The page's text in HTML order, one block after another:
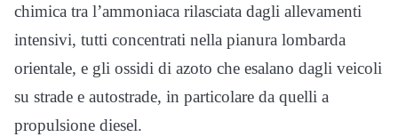
chimica tra l’ammoniaca rilasciata dagli allevamenti
intensivi, tutti concentrati nella pianura lombarda
orientale, e gli ossidi di azoto che esalano dagli veicoli
su strade e autostrade, in particolare da quelli a
propulsione diesel.